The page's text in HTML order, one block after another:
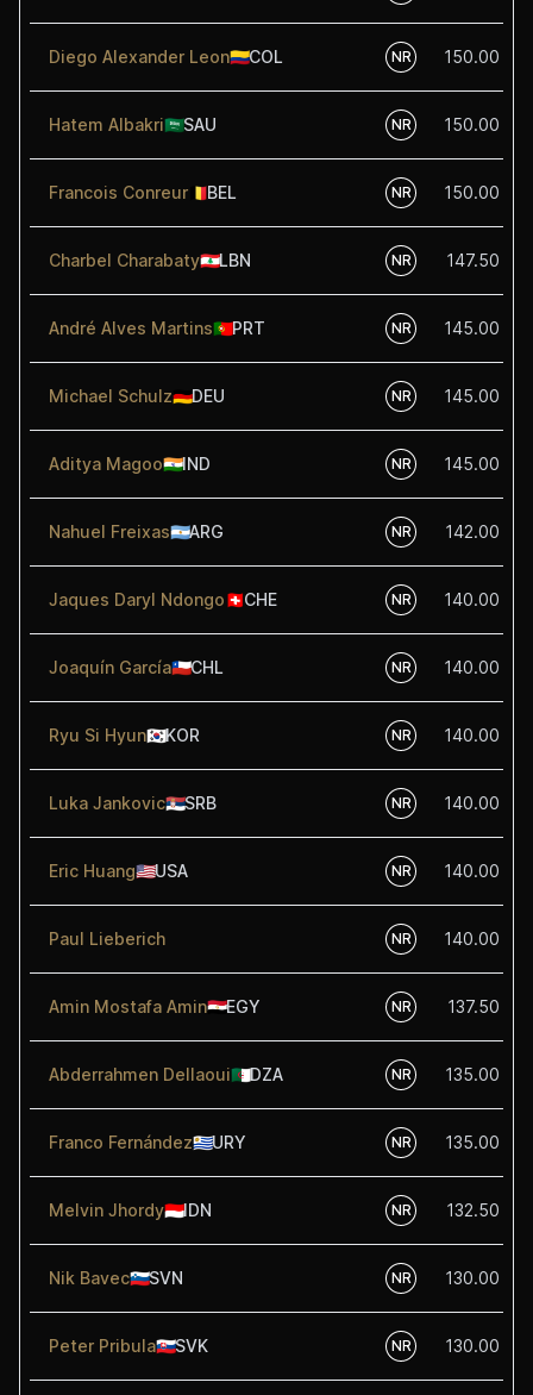
Diego Alexander Leon🇨🇴COL NR 150.00
Hatem Albakri🇸🇦SAU NR 150.00
Francois Conreur 🇧🇪BEL NR 150.00
Charbel Charabaty🇱🇧LBN NR 147.50
André Alves Martins🇵🇹PRT NR 145.00
Michael Schulz🇩🇪DEU NR 145.00
Aditya Magoo🇮🇳IND NR 145.00
Nahuel Freixas🇦🇷ARG NR 142.00
Jaques Daryl Ndongo🇨🇭CHE NR 140.00
Joaquín García🇨🇱CHL NR 140.00
Ryu Si Hyun🇰🇷KOR NR 140.00
Luka Jankovic🇷🇸SRB NR 140.00
Eric Huang🇺🇸USA NR 140.00
Paul Lieberich NR 140.00
Amin Mostafa Amin🇪🇬EGY NR 137.50
Abderrahmen Dellaoui🇩🇿DZA NR 135.00
Franco Fernández🇺🇾URY NR 135.00
Melvin Jhordy🇮🇩IDN NR 132.50
Nik Bavec🇸🇮SVN NR 130.00
Peter Pribula🇸🇰SVK NR 130.00